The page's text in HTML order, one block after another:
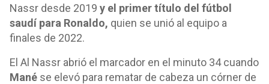
Nassr desde 2019 y el primer título del fútbol
saudí para Ronaldo, quien se unió al equipo a
finales de 2022.
El Al Nassr abrió el marcador en el minuto 34 cuando
Mané se elevó para rematar de cabeza un córner de